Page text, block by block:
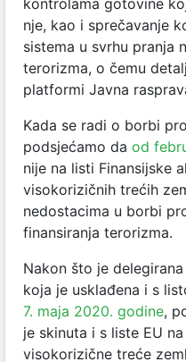
nje, kao i sprečavanje
sistema u svrhu pranja
terorizma, o čemu
platformi Javna
Kada se radi o borbi
podsjećamo da od
nije na listi Finansijske
visokorizičnih trećih
nedostacima u borbi
finansiranja terorizma.
Nakon što je
koja je usklađena i s
7. maja 2020. godine,
je skinuta i s liste EU
visokorizične treće